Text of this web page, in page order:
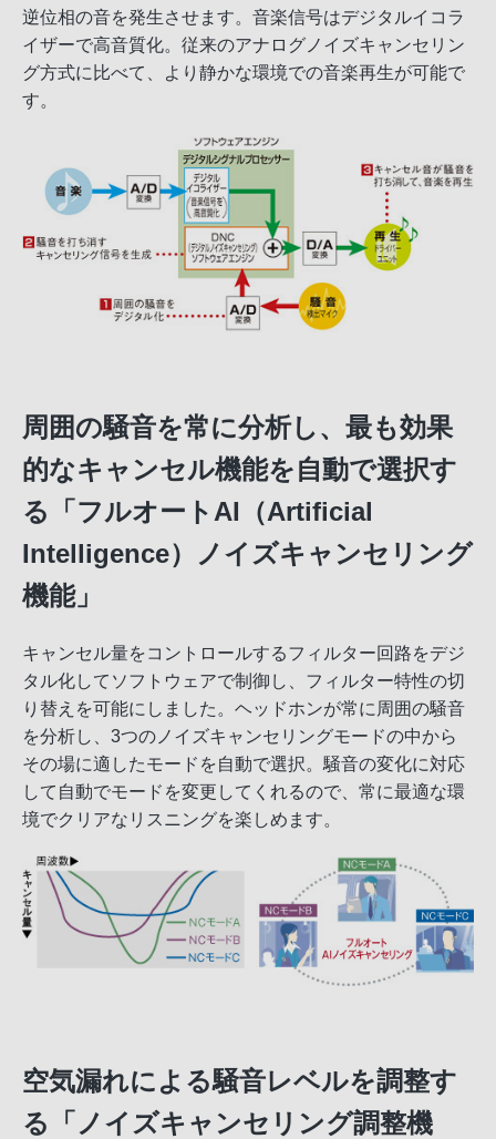
逆位相の音を発生させます。音楽信号はデジタルイコラ
イザーで高音質化。従来のアナログノイズキャンセリン
グ方式に比べて、より静かな環境での音楽再生が可能で
す。
周囲の騒音を常に分析し、最も効果
的なキャンセル機能を自動で選択す
る「フルオートAI（Artificial
Intelligence）ノイズキャンセリング
機能」
キャンセル量をコントロールするフィルター回路をデジ
タル化してソフトウェアで制御し、フィルター特性の切
り替えを可能にしました。ヘッドホンが常に周囲の騒音
を分析し、3つのノイズキャンセリングモードの中から
その場に適したモードを自動で選択。騒音の変化に対応
して自動でモードを変更してくれるので、常に最適な環
境でクリアなリスニングを楽しめます。
空気漏れによる騒音レベルを調整す
る「ノイズキャンセリング調整機